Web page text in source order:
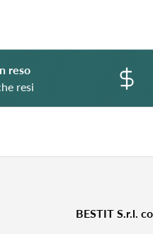
reso
resi
BESTIT S.r.l.